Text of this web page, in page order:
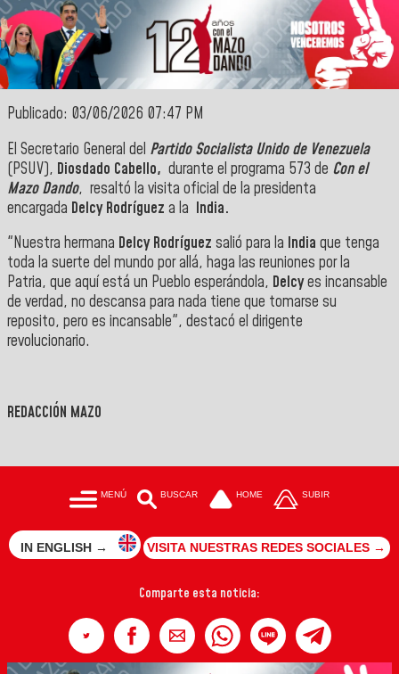
Publicado: 03/06/2026 07:47 PM
El Secretario General del Partido Socialista Unido de Venezuela
(PSUV), Diosdado Cabello, durante el programa 573 de Con el
Mazo Dando, resaltó la visita oficial de la presidenta
encargada Delcy Rodríguez a la India.
"Nuestra hermana Delcy Rodríguez salió para la India que tenga
toda la suerte del mundo por allá, haga las reuniones por la
Patria, que aquí está un Pueblo esperándola, Delcyes incansable
de verdad, no descansa para nada tiene que tomarse su
reposito, pero es incansable", destacó el dirigente
revolucionario.
REDACCIÓN MAZO
MENÚ BUSCAR HOME SUBIR
IN ENGLISH → VISITA NUESTRAS REDES SOCIALES →
Comparte esta noticia: